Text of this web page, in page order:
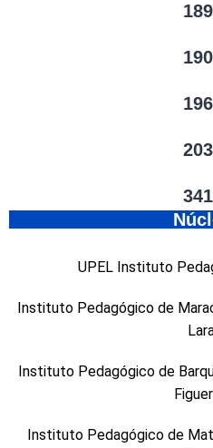
UPEL Instituto
Instituto Pedagógico de
Instituto Pedagógico de
Instituto Pedagógico de